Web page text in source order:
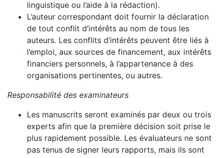
linguistique ou l’aide à la rédaction).
L’auteur correspondant doit fournir la déclaration
de tout conflit d’intérêts au nom de tous les
auteurs. Les conflits d’intérêts peuvent être liés à
l’emploi, aux sources de financement, aux intérêts
financiers personnels, à l’appartenance à des
organisations pertinentes, ou autres.
Responsabilité des examinateurs
Les manuscrits seront examinés par deux ou trois
experts afin que la première décision soit prise le
plus rapidement possible. Les évaluateurs ne sont
pas tenus de signer leurs rapports, mais ils sont